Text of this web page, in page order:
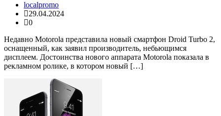
localpromo
29.04.2024
0
Недавно Motorola представила новый смартфон Droid Turbo 2,
оснащенный, как заявил производитель, небьющимся
дисплеем. Достоинства нового аппарата Motorola показала в
рекламном ролике, в котором новый […]